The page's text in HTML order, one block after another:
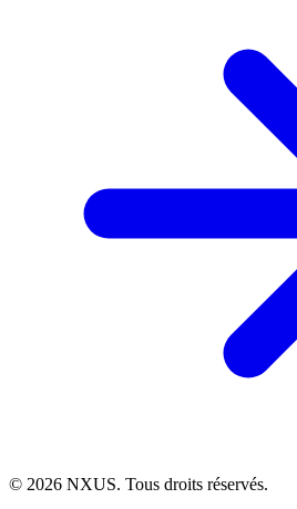
© 2026 NXUS. Tous droits réservés.